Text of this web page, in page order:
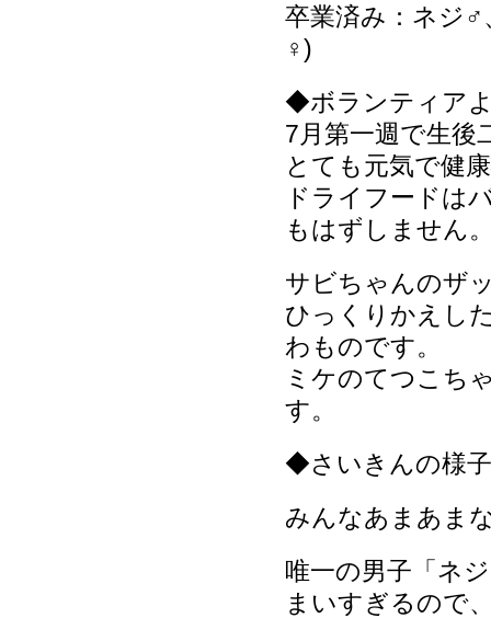
卒業済み：ネジ
♀)
◆ボランティア
7月第一週で生後
とても元気で健
ドライフードは
もはずしません
サビちゃんのザ
ひっくりかえし
わものです。
ミケのてつこち
す。
◆さいきんの様
みんなあまあま
唯一の男子「ネ
まいすぎるので